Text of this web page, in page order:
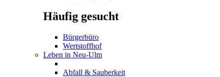
Häufig gesucht
Bürgerbüro
Wertstoffhof
Leben in Neu-Ulm
Abfall & Sauberkeit